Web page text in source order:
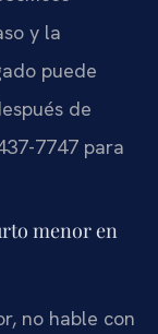
y la
puede
de
7747 para
menor en
no hable con